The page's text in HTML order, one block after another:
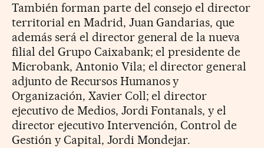
También forman parte del consejo el director
territorial en Madrid, Juan Gandarias, que
además será el director general de la nueva
filial del Grupo Caixabank; el presidente de
Microbank, Antonio Vila; el director general
adjunto de Recursos Humanos y
Organización, Xavier Coll; el director
ejecutivo de Medios, Jordi Fontanals, y el
director ejecutivo Intervención, Control de
Gestión y Capital, Jordi Mondejar.